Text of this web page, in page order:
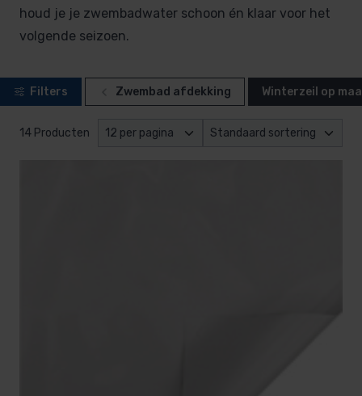
houd je je zwembadwater schoon én klaar voor het
volgende seizoen.
Filters Zwembad afdekking Winterzeil op
14 Producten